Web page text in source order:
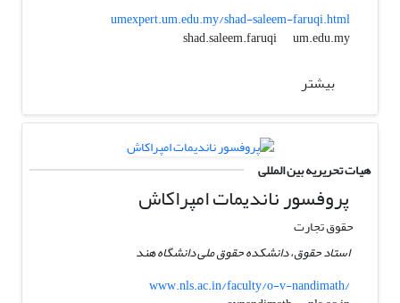
umexpert.um.edu.my/shad-saleem-faruqi.html
shad.saleem.faruqi
um.edu.my
بیشتر
هیات تحریریه بین المللی
پروفسور ناندیمات امپراکاش
حقوق تجارت
استاد حقوق، دانشکده حقوق ملی دانشگاه هند
www.nls.ac.in/faculty/o-v-nandimath/